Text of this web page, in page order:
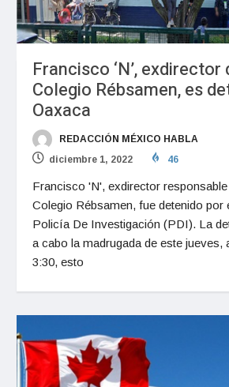
Francisco ‘N’, exdirector
Colegio Rébsamen, es
Oaxaca
REDACCIÓN MÉXICO HABLA
diciembre 1, 2022
46
Francisco 'N', exdirector responsable
Colegio Rébsamen, fue detenido por
Policía De Investigación (PDI). La
a cabo la madrugada de este jueves,
3:30, esto